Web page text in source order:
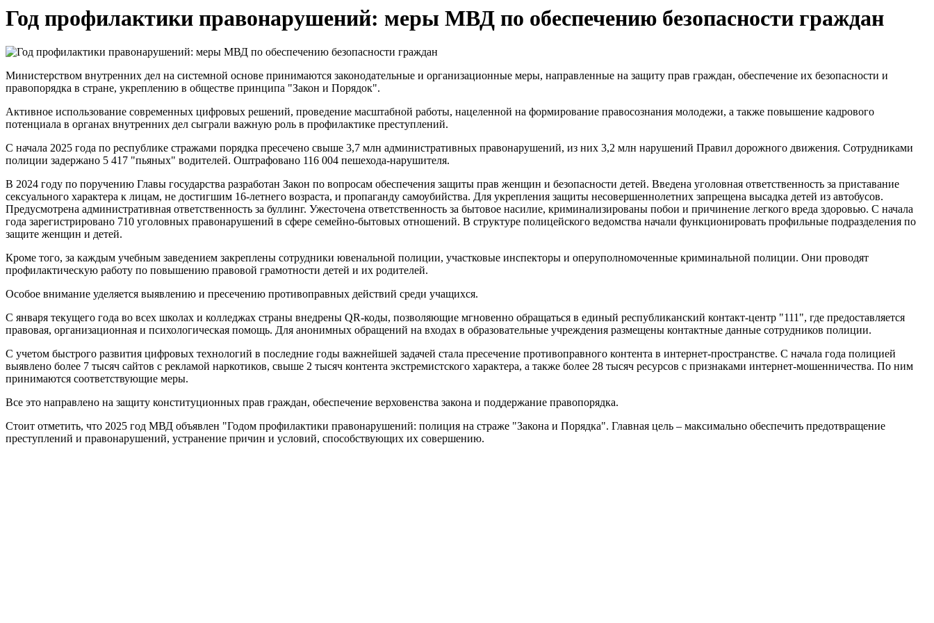
Год профилактики правонарушений: меры МВД по обеспечению безопасности граждан
Министерством внутренних дел на системной основе принимаются законодательные и организационные меры, направленные на защиту прав граждан, обеспечение их безопасности и
правопорядка в стране, укреплению в обществе принципа "Закон и Порядок".
Активное использование современных цифровых решений, проведение масштабной работы, нацеленной на формирование правосознания молодежи, а также повышение кадрового
потенциала в органах внутренних дел сыграли важную роль в профилактике преступлений.
С начала 2025 года по республике стражами порядка пресечено свыше 3,7 млн административных правонарушений, из них 3,2 млн нарушений Правил дорожного движения. Сотрудниками
полиции задержано 5 417 "пьяных" водителей. Оштрафовано 116 004 пешехода-нарушителя.
В 2024 году по поручению Главы государства разработан Закон по вопросам обеспечения защиты прав женщин и безопасности детей. Введена уголовная ответственность за приставание
сексуального характера к лицам, не достигшим 16-летнего возраста, и пропаганду самоубийства. Для укрепления защиты несовершеннолетних запрещена высадка детей из автобусов.
Предусмотрена административная ответственность за буллинг. Ужесточена ответственность за бытовое насилие, криминализированы побои и причинение легкого вреда здоровью. С начала
года зарегистрировано 710 уголовных правонарушений в сфере семейно-бытовых отношений. В структуре полицейского ведомства начали функционировать профильные подразделения по
защите женщин и детей.
Кроме того, за каждым учебным заведением закреплены сотрудники ювенальной полиции, участковые инспекторы и оперуполномоченные криминальной полиции. Они проводят
профилактическую работу по повышению правовой грамотности детей и их родителей.
Особое внимание уделяется выявлению и пресечению противоправных действий среди учащихся.
С января текущего года во всех школах и колледжах страны внедрены QR-коды, позволяющие мгновенно обращаться в единый республиканский контакт-центр "111", где предоставляется
правовая, организационная и психологическая помощь. Для анонимных обращений на входах в образовательные учреждения размещены контактные данные сотрудников полиции.
С учетом быстрого развития цифровых технологий в последние годы важнейшей задачей стала пресечение противоправного контента в интернет-пространстве. С начала года полицией
выявлено более 7 тысяч сайтов с рекламой наркотиков, свыше 2 тысяч контента экстремистского характера, а также более 28 тысяч ресурсов с признаками интернет-мошенничества. По ним
принимаются соответствующие меры.
Все это направлено на защиту конституционных прав граждан, обеспечение верховенства закона и поддержание правопорядка.
Стоит отметить, что 2025 год МВД объявлен "Годом профилактики правонарушений: полиция на страже "Закона и Порядка". Главная цель – максимально обеспечить предотвращение
преступлений и правонарушений, устранение причин и условий, способствующих их совершению.